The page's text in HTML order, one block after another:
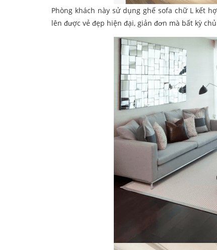
Phòng khách này sử dụng ghế sofa chữ L kết
lên được vẻ đẹp hiện đại, giản đơn mà bất kỳ